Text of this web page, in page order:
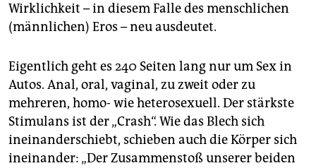
Wirklichkeit – in diesem Falle des menschlichen
(männlichen) Eros – neu ausdeutet.
Eigentlich geht es 240 Seiten lang nur um Sex in
Autos. Anal, oral, vaginal, zu zweit oder zu
mehreren, homo- wie heterosexuell. Der stärkste
Stimulans ist der „Crash“. Wie das Blech sich
ineinanderschiebt, schieben auch die Körper sich
ineinander: „Der Zusammenstoß unserer beiden